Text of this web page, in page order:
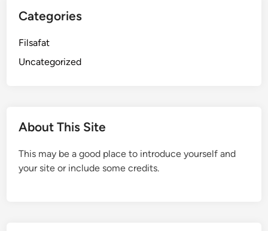
Categories
Filsafat
Uncategorized
About This Site
This may be a good place to introduce yourself and
your site or include some credits.